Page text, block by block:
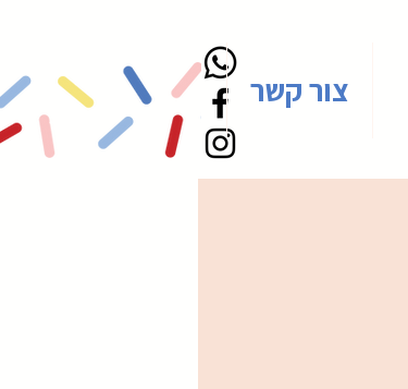
צור קשר